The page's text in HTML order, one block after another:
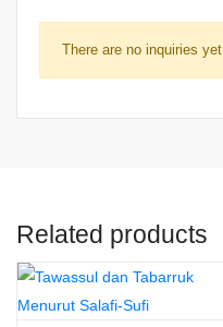
There are no inquiries yet.
Related products